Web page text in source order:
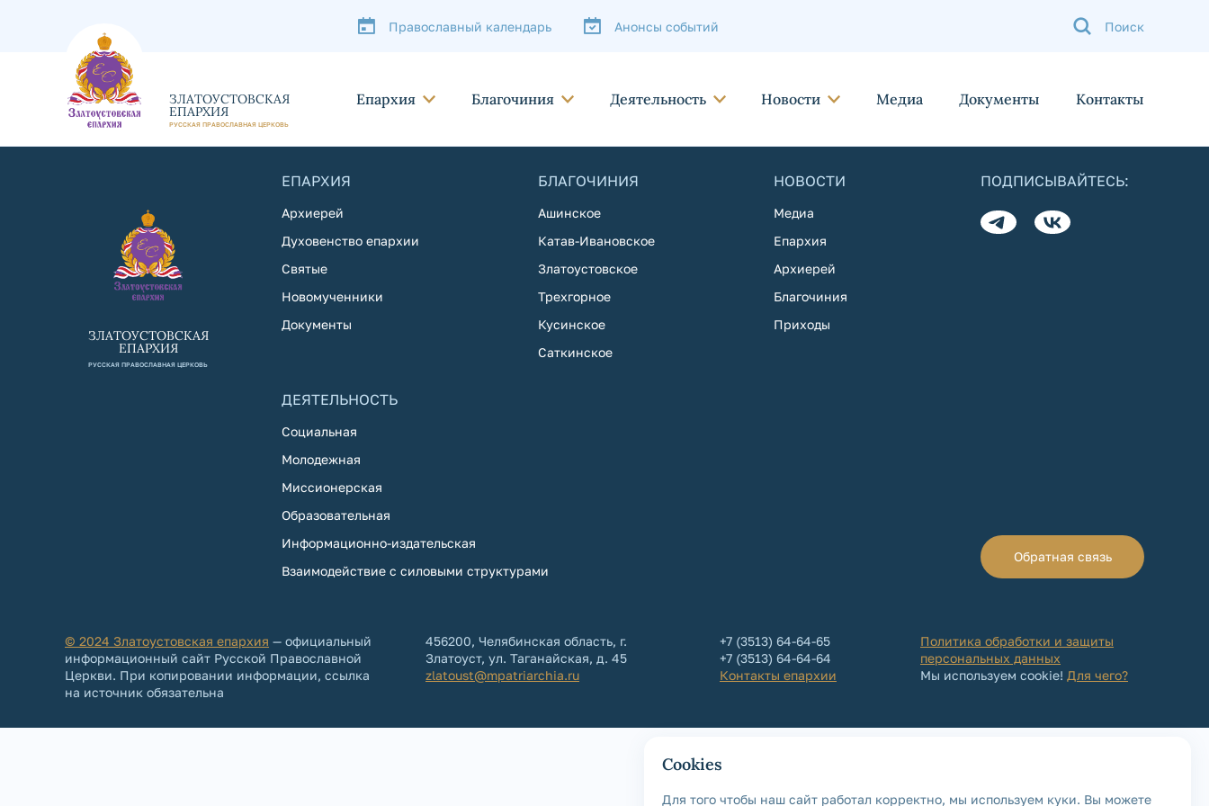
Православный календарь Анонсы событий
ЗЛАТОУСТОВСКАЯ
ЕПАРХИЯ
РУССКАЯ ПРАВОСЛАВНАЯ ЦЕРКОВЬ
Епархия Благочиния Деятельность Новости Медиа Документы Контакты
ЗЛАТОУСТОВСКАЯ
ЕПАРХИЯ
РУССКАЯ ПРАВОСЛАВНАЯ ЦЕРКОВЬ
ЕПАРХИЯ
Архиерей
Духовенство епархии
Святые
Новомученники
Документы
БЛАГОЧИНИЯ
Ашинское
Катав-Ивановское
Златоустовское
Трехгорное
Кусинское
Саткинское
НОВОСТИ
Медиа
Епархия
Архиерей
Благочиния
Приходы
ДЕЯТЕЛЬНОСТЬ
Социальная
Молодежная
Миссионерская
Образовательная
Информационно-издательская
Взаимодействие с силовыми структурами
ПОДПИСЫВАЙТЕСЬ:
Обратная связь
© 2024 Златоустовская епархия — официальный
информационный сайт Русской Православной
Церкви. При копировании информации, ссылка
на источник обязательна
456200, Челябинская область, г.
Златоуст, ул. Таганайская, д. 45
zlatoust@mpatriarchia.ru
+7 (3513) 64-64-65
+7 (3513) 64-64-64
Контакты епархии
Политика обработки и защиты
персональных данных
Мы используем cookie! Для чего?
Cookies
Для того чтобы наш сайт работал корректно, мы используем куки. Вы можете